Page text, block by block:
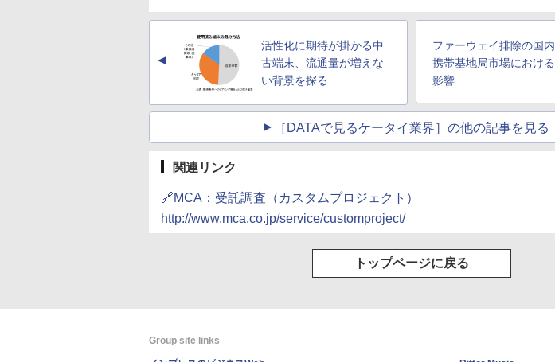
▲
活性化に期待が掛かる中
古端末、流通量が増えな
い背景を探る
ファーウェイ排除の国内
携帯基地局市場における
影響
［DATAで見るケータイ業界］の他の記事を見る
関連リンク
🔗MCA：受託調査（カスタムプロジェクト）
http://www.mca.co.jp/service/customproject/
トップページに戻る
Group site links